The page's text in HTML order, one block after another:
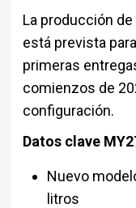
La producción
está prevista
primeras
comienzos de
configuración.
Datos clave
Nuevo
litros